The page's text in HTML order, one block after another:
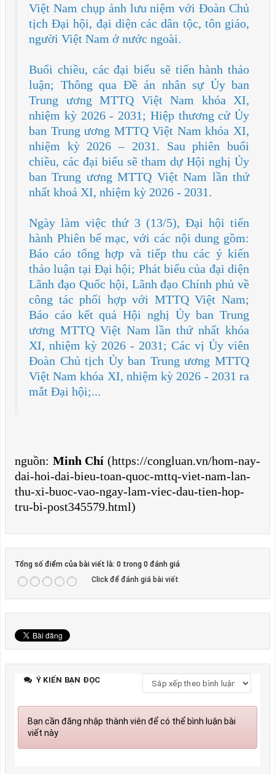
Việt Nam chụp ảnh lưu niệm với Đoàn Chủ
tịch Đại hội, đại diện các dân tộc, tôn giáo,
người Việt Nam ở nước ngoài.
Buổi chiều, các đại biểu sẽ tiến hành thảo
luận; Thông qua Đề án nhân sự Ủy ban
Trung ương MTTQ Việt Nam khóa XI,
nhiệm kỳ 2026 - 2031; Hiệp thương cử Ủy
ban Trung ương MTTQ Việt Nam khóa XI,
nhiệm kỳ 2026 – 2031. Sau phiên buổi
chiều, các đại biểu sẽ tham dự Hội nghị Ủy
ban Trung ương MTTQ Việt Nam lần thứ
nhất khoá XI, nhiệm kỳ 2026 - 2031.
Ngày làm việc thứ 3 (13/5), Đại hội tiến
hành Phiên bế mạc, với các nội dung gồm:
Báo cáo tổng hợp và tiếp thu các ý kiến
thảo luận tại Đại hội; Phát biểu của đại diện
Lãnh đạo Quốc hội, Lãnh đạo Chính phủ về
công tác phối hợp với MTTQ Việt Nam;
Báo cáo kết quả Hội nghị Ủy ban Trung
ương MTTQ Việt Nam lần thứ nhất khóa
XI, nhiệm kỳ 2026 - 2031; Các vị Ủy viên
Đoàn Chủ tịch Ủy ban Trung ương MTTQ
Việt Nam khóa XI, nhiệm kỳ 2026 - 2031 ra
mắt Đại hội;...
nguồn: Minh Chí (https://congluan.vn/hom-nay-
dai-hoi-dai-bieu-toan-quoc-mttq-viet-nam-lan-
thu-xi-buoc-vao-ngay-lam-viec-dau-tien-hop-
tru-bi-post345579.html)
Tổng số điểm của bài viết là: 0 trong 0 đánh giá
Click để đánh giá bài viết
Ý KIẾN BẠN ĐỌC
Bạn cần đăng nhập thành viên để có thể bình luận bài
viết này